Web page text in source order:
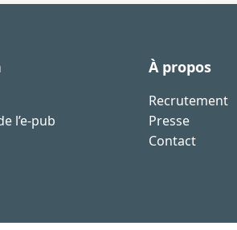
l’e-pub
À propos
Recrutement
Presse
Contact